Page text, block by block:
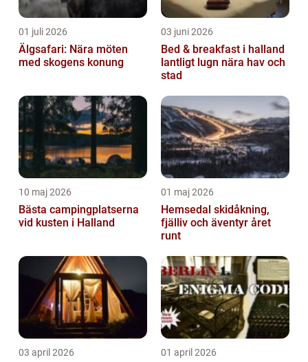
01 juli 2026
Älgsafari: Nära möten
med skogens konung
03 juni 2026
Bed & breakfast i halland
lantligt lugn nära hav och
stad
10 maj 2026
Bästa campingplatserna
vid kusten i Halland
01 maj 2026
Hemsedal skidåkning,
fjälliv och äventyr året
runt
03 april 2026 01 april 2026